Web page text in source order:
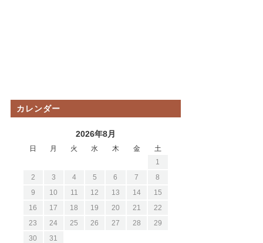
カレンダー
2026年8月
日 月 火 水 木 金
土
1
2
3 4 5 6 7
8
9
10 11 12 13 14
15
16
17 18 19 20 21
22
23
24 25 26 27 28
29
30
31